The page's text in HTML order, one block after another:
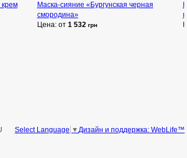
Маска-сияние «Бургунская черная
смородина»
Цена: от 1 532 грн
Дизайн и поддержка: WebLife™
Select Language ▼